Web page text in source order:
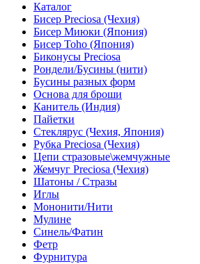
Каталог
Бисер Preciosa (Чехия)
Бисер Миюки (Япония)
Бисер Toho (Япония)
Биконусы Preciosa
Рондели/Бусины (нити)
Бусины разных форм
Основа для броши
Канитель (Индия)
Пайетки
Стеклярус (Чехия, Япония)
Рубка Preciosa (Чехия)
Цепи стразовые\жемчужные
Жемчуг Preciosa (Чехия)
Шатоны / Стразы
Иглы
Мононити/Нити
Мулине
Синель/Фатин
Фетр
Фурнитура